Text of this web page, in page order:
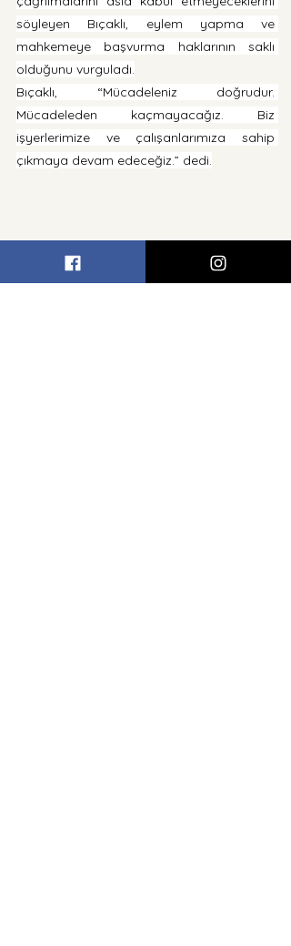
söyleyen Bıçaklı, eylem yapma ve
mahkemeye başvurma haklarının saklı
olduğunu vurguladı.
Bıçaklı, “Mücadeleniz doğrudur.
Mücadeleden kaçmayacağız. Biz
işyerlerimize ve çalışanlarımıza sahip
çıkmaya devam edeceğiz.” dedi.